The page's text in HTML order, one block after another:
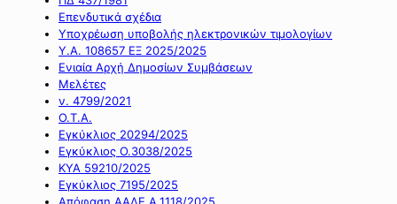
Επενδυτικά σχέδια
Υποχρέωση υποβολής ηλεκτρονικών τιμολογίων
Υ.Α. 108657 ΕΞ 2025/2025
Ενιαία Αρχή Δημοσίων Συμβάσεων
Μελέτες
ν. 4799/2021
Ο.Τ.Α.
Εγκύκλιος 20294/2025
Εγκύκλιος Ο.3038/2025
ΚΥΑ 59210/2025
Εγκύκλιος 7195/2025